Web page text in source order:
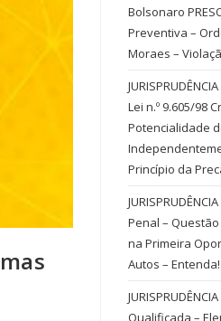
Bolsonaro
Preventiva –
Moraes –
Lei n.º 9.605/98
Potencialidade
Princípio da
Penal –
na Primeira
Autos – Entenda!
Qualificada –